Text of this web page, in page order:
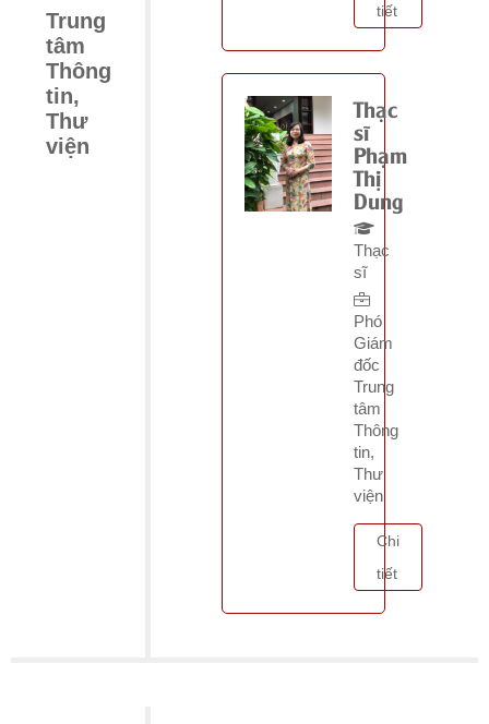
Trung
tâm
Thông
tin,
Thư
viện
tiết
Thạc
sĩ
Phạm
Thị
Dung
Thạc
sĩ
Phó
Giám
đốc
Trung
tâm
Thông
tin,
Thư
viện
Chi
tiết